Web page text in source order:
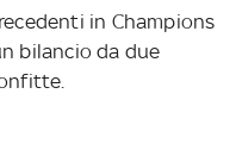
in Champions
bilancio da due